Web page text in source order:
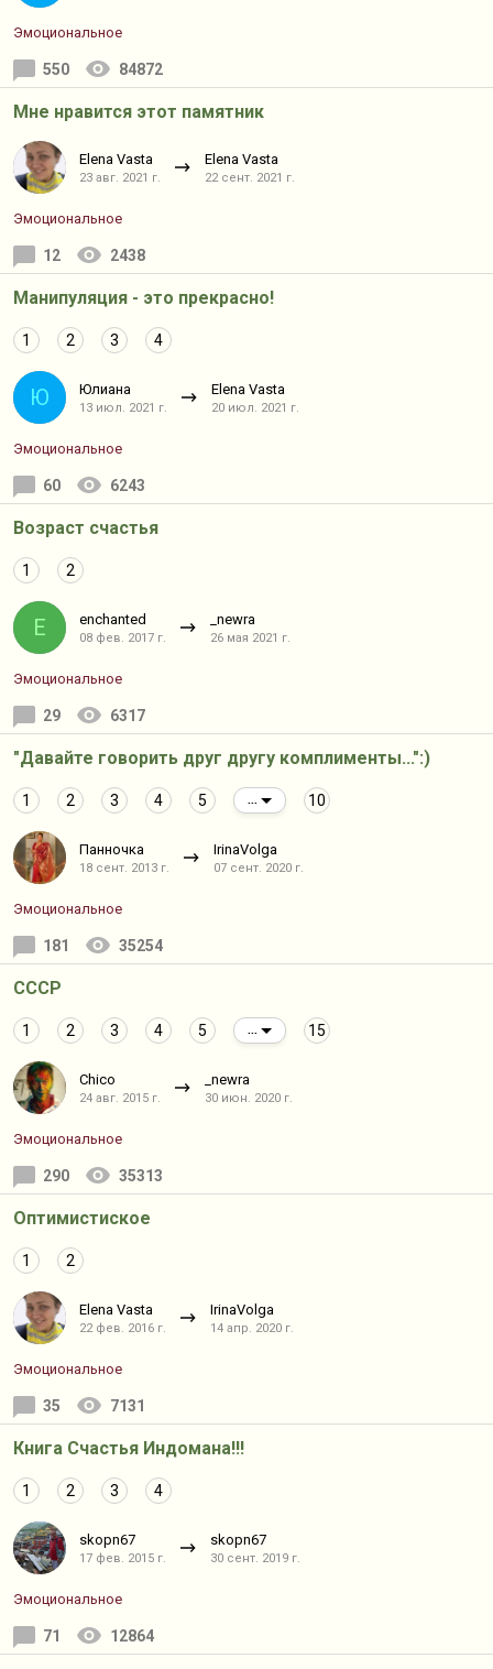
Эмоциональное
550 84872
Мне нравится этот памятник
Elena Vasta
23 авг. 2021 г.
Elena Vasta
22 сент. 2021 г.
Эмоциональное
12 2438
Манипуляция - это прекрасно!
1 2 3 4
Ю Юлиана
13 июл. 2021 г.
Elena Vasta
20 июл. 2021 г.
Эмоциональное
60 6243
Возраст счастья
1 2
E enchanted
08 фев. 2017 г.
_newra
26 мая 2021 г.
Эмоциональное
29 6317
"Давайте говорить друг другу комплименты...":)
1 2 3 4 5 10
Панночка
18 сент. 2013 г.
IrinaVolga
07 сент. 2020 г.
Эмоциональное
181 35254
СССР
1 2 3 4 5 15
Chico
24 авг. 2015 г.
_newra
30 июн. 2020 г.
Эмоциональное
290 35313
Оптимистиское
1 2
Elena Vasta
22 фев. 2016 г.
IrinaVolga
14 апр. 2020 г.
Эмоциональное
35 7131
Книга Счастья Индомана!!!
1 2 3 4
skopn67
17 фев. 2015 г.
skopn67
30 сент. 2019 г.
Эмоциональное
71 12864